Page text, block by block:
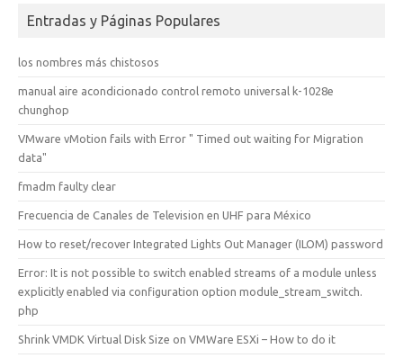
Entradas y Páginas Populares
los nombres más chistosos
manual aire acondicionado control remoto universal k-1028e
chunghop
VMware vMotion fails with Error " Timed out waiting for Migration
data"
fmadm faulty clear
Frecuencia de Canales de Television en UHF para México
How to reset/recover Integrated Lights Out Manager (ILOM) password
Error: It is not possible to switch enabled streams of a module unless
explicitly enabled via configuration option module_stream_switch.
php
Shrink VMDK Virtual Disk Size on VMWare ESXi – How to do it